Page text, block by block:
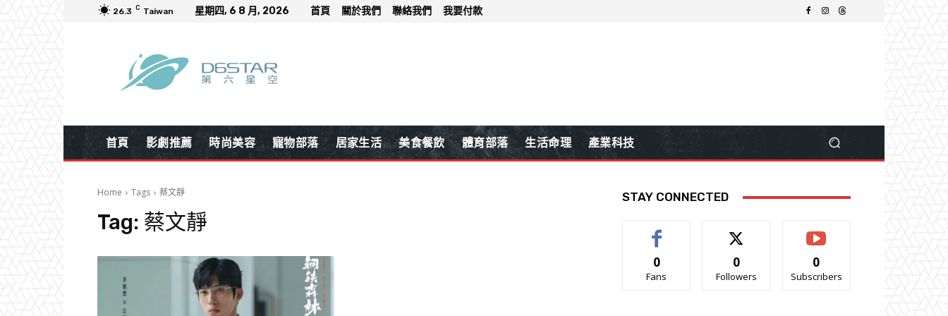
26.3 C Taiwan 星期四, 6 8 月, 2026 首頁 關於我們 聯絡我們 我要付款
首頁 影劇推薦 時尚美容 寵物部落 居家生活 美食餐飲 體育部落 生活命理 產業科技
Home Tags 蔡文靜
Tag: 蔡文靜
STAY CONNECTED
0
Fans
0
Followers
0
Subscribers